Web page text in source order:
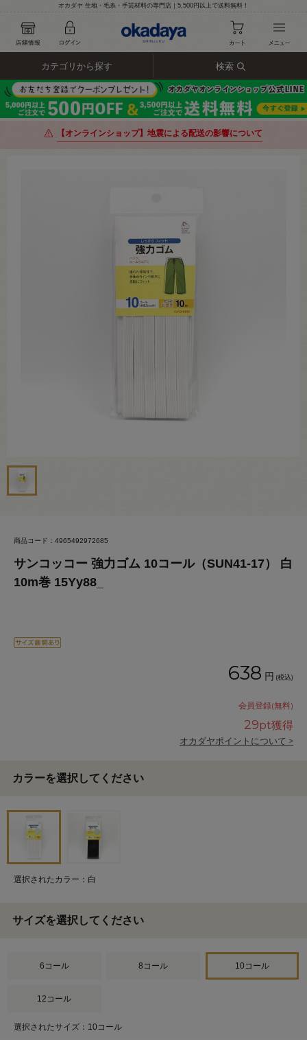
オカダヤ 生地・毛糸・手芸材料の専門店｜5,500円以上で送料無料！
カテゴリから探す 検索
【オンラインショップ】地震による配送の影響について
商品コード：4965492972685
サンコッコー 強力ゴム 10コール（SUN41-17） 白
10m巻 15Yy88_
638 円 (税込)
会員登録(無料)
29pt獲得
オカダヤポイントについて >
カラーを選択してください
選択されたカラー：白
サイズを選択してください
6コール 8コール 10コール
12コール
選択されたサイズ：10コール